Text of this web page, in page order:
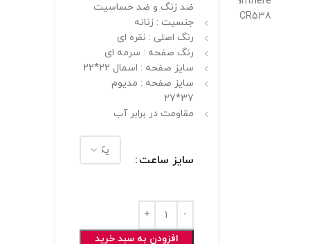
ضد زنگ و ضد حساسیت
جنسیت : زنانه
رنگ اصلی : نقره ای
رنگ صفحه : سرمه ای
سایز صفحه : اسمال 22*22
سایز صفحه : مدیوم
37*27
مقاومت در برابر آب
سایز ساعت
افزودن به سبد خرید